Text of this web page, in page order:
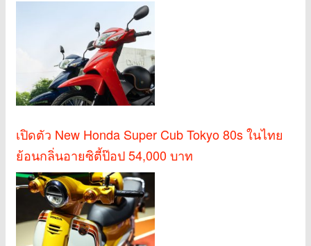
เปิดตัว New Honda Super Cub Tokyo 80s ในไทย
ย้อนกลิ่นอายซิตี้ป๊อป 54,000 บาท